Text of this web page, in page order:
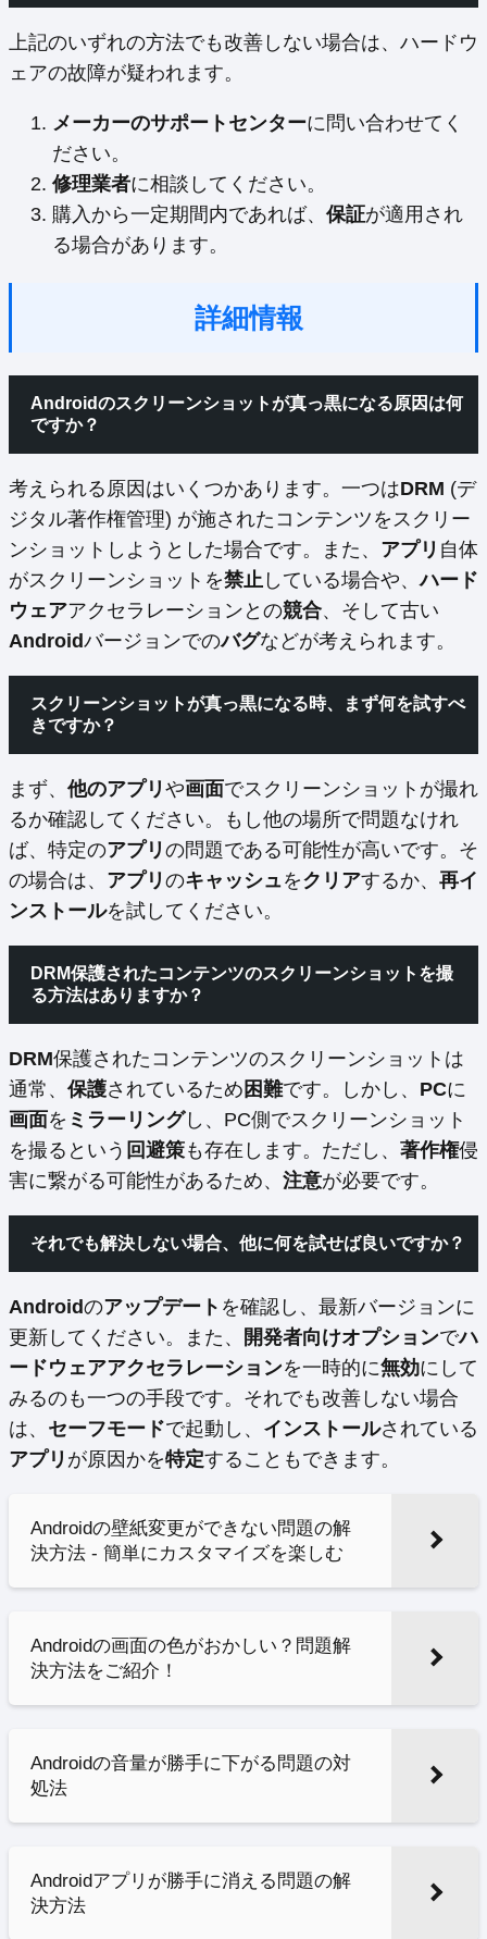
上記のいずれの方法でも改善しない場合は、ハードウ
ェアの故障が疑われます。
メーカーのサポートセンターに問い合わせてく
ださい。
修理業者に相談してください。
購入から一定期間内であれば、 保証が適用され
る場合があります。
詳細情報
Androidのスクリーンショットが真っ黒になる原因は何
ですか？
考えられる原因はいくつかあります。一つはDRM (デ
ジタル著作権管理) が施されたコンテンツをスクリー
ンショットしようとした場合です。また、 アプリ 自体
がスクリーンショットを禁止 している場合や、ハード
ウェアアクセラレーションとの競合、そして古い
Androidバージョンでのバグなどが考えられます。
スクリーンショットが真っ黒になる時、まず何を試すべ
きですか？
まず、 他のアプリ や画面でスクリーンショットが撮れ
るか確認してください。もし他の場所で問題なけれ
ば、特定のアプリ の問題である可能性が高いです。そ
の場合は、 アプリ のキャッシュ をクリアするか、 再イ
ンストールを試してください。
DRM保護されたコンテンツのスクリーンショットを撮
る方法はありますか？
DRM保護されたコンテンツのスクリーンショットは
通常、 保護されているため 困難です。しかし、 PCに
画面を ミラーリングし、PC側でスクリーンショット
を撮るという 回避策も存在します。ただし、 著作権侵
害に繋がる可能性があるため、 注意が必要です。
それでも解決しない場合、他に何を試せば良いですか？
Androidのアップデート を確認し、最新バージョンに
更新してください。また、
開発者向けオプションでハ
ードウェアアクセラレーションを一時的に無効にして
みるのも一つの手段です。それでも改善しない場合
は、 セーフモードで起動し、 インストールされている
アプリ が原因かを特定することもできます。
Androidの壁紙変更ができない問題の解
決方法 - 簡単にカスタマイズを楽しむ
Androidの画面の色がおかしい？問題解
決方法をご紹介！
Androidの音量が勝手に下がる問題の対
処法
Androidアプリが勝手に消える問題の解
決方法